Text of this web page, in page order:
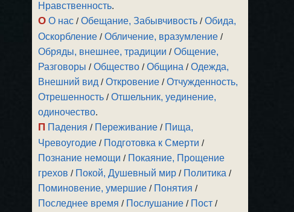
Нравственность.
О О нас /Обещание, Забывчивость /Обида,
Оскорбление /Обличение, вразумление /
Обряды, внешнее, традиции /Общение,
Разговоры /Общество /Община /Одежда,
Внешний вид /Откровение /Отчужденность,
Отрешенность /Отшельник, уединение,
одиночество.
П Падения / Переживание / Пища,
Чревоугодие / Подготовка к Смерти /
Познание немощи / Покаяние, Прощение
грехов / Покой, Душевный мир / Политика /
Поминовение, умершие / Понятия /
Последнее время / Послушание / Пост /